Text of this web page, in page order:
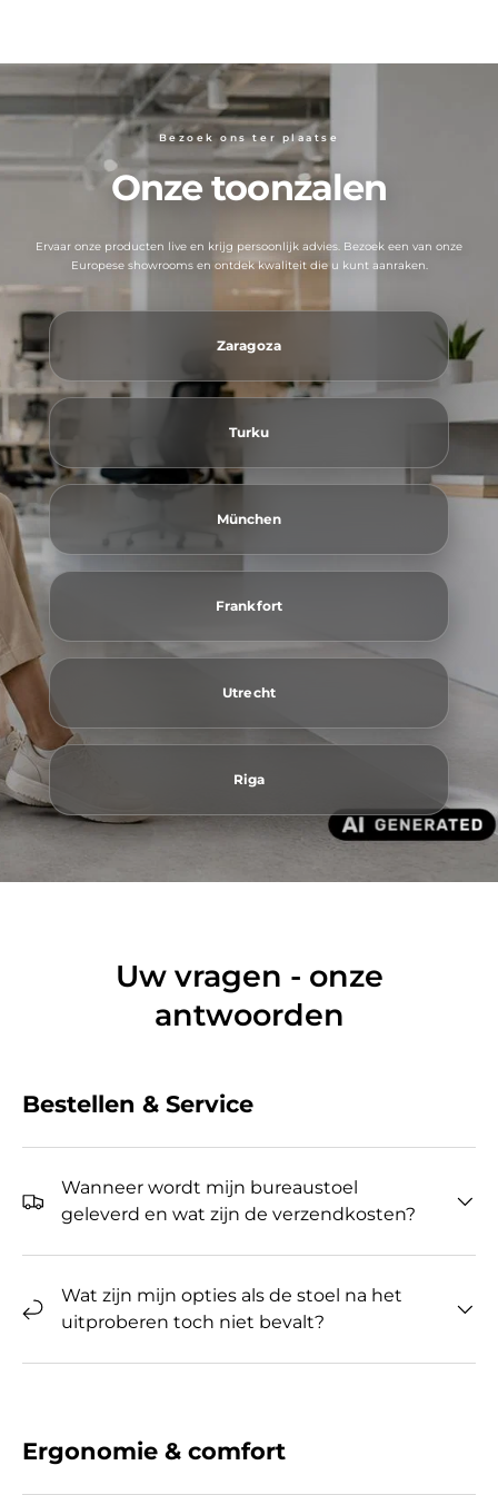
Bezoek ons ​​ter plaatse
Onze toonzalen
Ervaar onze producten live en krijg persoonlijk advies. Bezoek een van onze
Europese showrooms en ontdek kwaliteit die u kunt aanraken.
Zaragoza
Turku
München
Frankfort
Utrecht
Riga
Uw vragen - onze
antwoorden
Bestellen & Service
Wanneer wordt mijn bureaustoel
geleverd en wat zijn de verzendkosten?
Wat zijn mijn opties als de stoel na het
uitproberen toch niet bevalt?
Ergonomie & comfort